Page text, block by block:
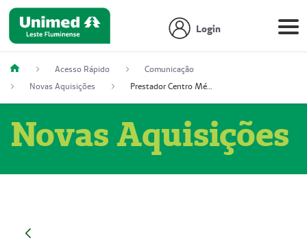
Login
Acesso Rápido
Comunicação
Novas Aquisições
Prestador Centro Médico Vitória Ltda, 51004350-4: Centro Médico Vitória Ltda (Nome Fantasia: Policlínica Master)
Novas Aquisições